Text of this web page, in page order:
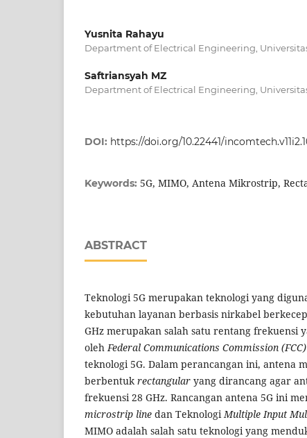
Yusnita Rahayu
Department of Electrical Engineering,
Saftriansyah MZ
Department of Electrical Engineering,
DOI: https://doi.org/10.22441/
Keywords: 5G, MIMO, Antena Mikrostrip,
ABSTRACT
Teknologi 5G merupakan teknologi yang
kebutuhan layanan berbasis nirkabel
GHz merupakan salah satu rentang frekuensi
olehFederal Communications Commission (FCC)
teknologi 5G. Dalam perancangan ini, antena
berbentukrectangular yang dirancang agar
frekuensi 28 GHz. Rancangan antena 5G ini
microstrip line dan TeknologiMultiple Input
MIMO adalah salah satu teknologi yang